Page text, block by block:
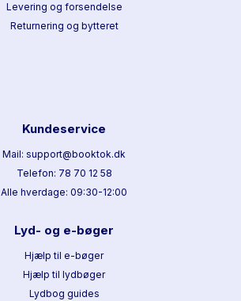
Levering og forsendelse
Returnering og bytteret
Kundeservice
Mail: support@booktok.dk
Telefon: 78 70 12 58
Alle hverdage: 09:30-12:00
Lyd- og e-bøger
Hjælp til e-bøger
Hjælp til lydbøger
Lydbog guides